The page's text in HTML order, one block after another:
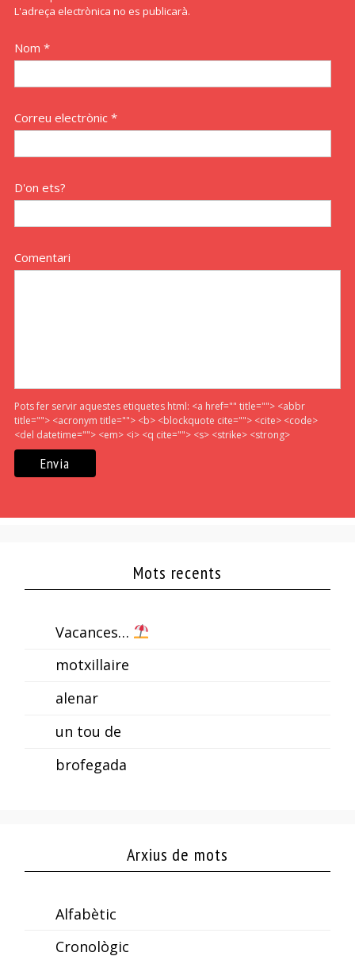
L'adreça electrònica no es publicarà.
Nom *
Correu electrònic *
D'on ets?
Comentari
Pots fer servir aquestes etiquetes html: <a href="" title=""> <abbr
title=""> <acronym title=""> <b> <blockquote cite=""> <cite> <code>
<del datetime=""> <em> <i> <q cite=""> <s> <strike> <strong>
Mots recents
Vacances…
motxillaire
alenar
un tou de
brofegada
Arxius de mots
Alfabètic
Cronològic